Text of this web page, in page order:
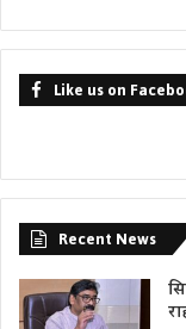
Like us on
Recent News